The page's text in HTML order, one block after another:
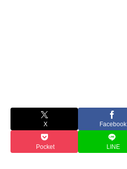
X Facebook
Pocket LINE